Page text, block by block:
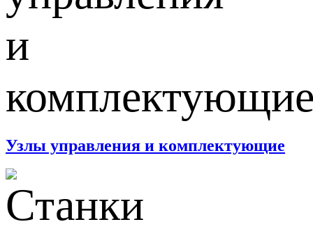
Узлы управления и комплектующие